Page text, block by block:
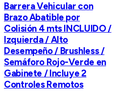
Barrera Vehicular con
Brazo Abatible por
Colisión 4 mts INCLUIDO /
Izquierda / Alto
Desempeño / Brushless /
Semáforo Rojo-Verde en
Gabinete / Incluye 2
Controles Remotos